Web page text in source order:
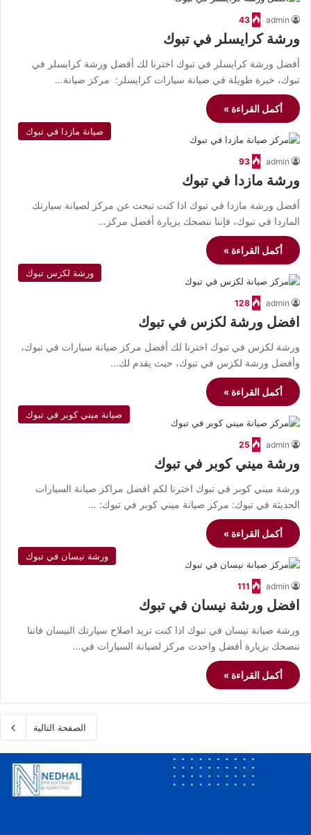
admin
43
ورشة كرايسلر في تبوك
أفضل ورشة كرايسلر في تبوك اخترنا لك أفضل ورشة كرايسلر في
تبوك، خبرة طويلة في صيانة سيارات كرايسلر: مركز صيانة…
أكمل القراءة »
صيانة مازدا في تبوك
admin
93
ورشة مازدا في تبوك
أفضل ورشة مازدا في تبوك اذا كنت تبحث عن مركز لصيانة سيارتك
المازدا في تبوك، فإننا ننصحك بزيارة أفضل مركز…
أكمل القراءة »
ورشة لكزس تبوك
admin
128
افضل ورشة لكزس في تبوك
ورشة لكزس في تبوك اخترنا لك أفضل مركز صيانة سيارات في تبوك،
وأفضل ورشة لكزس في تبوك، حيث يقدم لك…
أكمل القراءة »
صيانة ميني كوبر في تبوك
admin
25
ورشة ميني كوبر في تبوك
ورشة ميني كوبر في تبوك اخترنا لكم افضل مراكز صيانة السيارات
الحديثة في تبوك: مركز صيانة ميني كوبر في تبوك: …
أكمل القراءة »
ورشة نيسان في تبوك
admin
111
افضل ورشة نيسان في تبوك
ورشة صيانة نيسان في تبوك اذا كنت تريد اصلاح سيارتك النيسان فاننا
ننصحك بزيارة أفضل واحدث مركز لصيانة السيارات في…
أكمل القراءة »
الصفحة التالية